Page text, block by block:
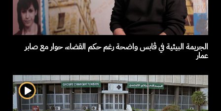
الجريمة البيئية في ڤابس واضحة رغم حكم القضاء، حوار مع صابر
عمار